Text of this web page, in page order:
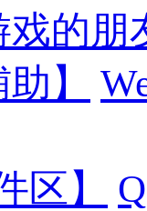
戏的朋
】
区】